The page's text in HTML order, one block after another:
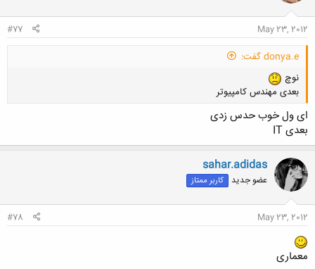
May 23, 2012
#77
donya.e گفت:
نوچ
بعدی مهندس کامپیوتر
کلیک کنید تا باز شود...
ای ول خوب حدس زدی
بعدی IT
sahar.adidas
عضو جدید کاربر ممتاز
May 23, 2012
#78
معماری